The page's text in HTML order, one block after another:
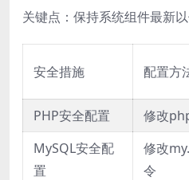
关键点：保持系统组件最新以
安全措施 配置方
PHP安全配置
修改
MySQL安全配
置
修改
令